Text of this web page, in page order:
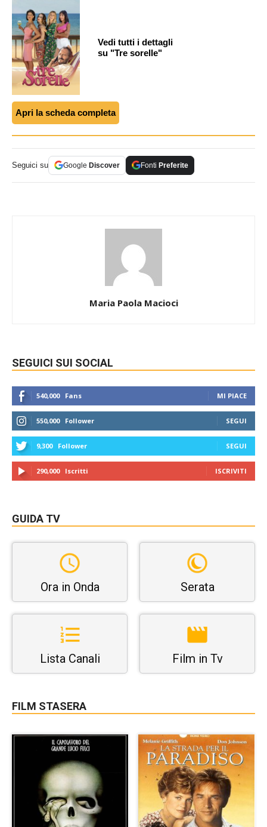
Vedi tutti i dettagli
su "Tre sorelle"
Apri la scheda completa
Seguici su Google Discover Fonti Preferite
Maria Paola Macioci
SEGUICI SUI SOCIAL
540,000 Fans MI PIACE
550,000 Follower SEGUI
9,300 Follower SEGUI
290,000 Iscritti ISCRIVITI
GUIDA TV
Ora in Onda Serata
Lista Canali Film in Tv
FILM STASERA